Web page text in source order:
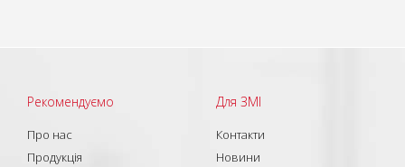
Рекомендуємо
Про нас
Продукція
Для ЗМІ
Контакти
Новини